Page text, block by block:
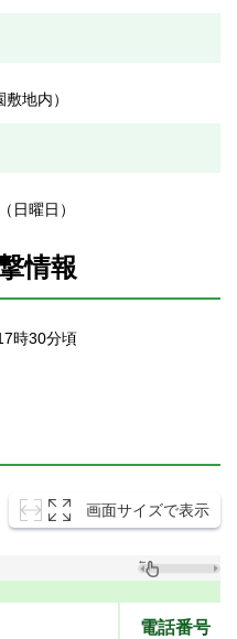
地内）
日曜日）
情報
時30分頃
画面サイズで表示
電話番号